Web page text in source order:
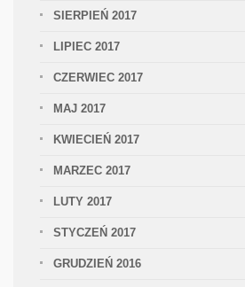
SIERPIEŃ 2017
LIPIEC 2017
CZERWIEC 2017
MAJ 2017
KWIECIEŃ 2017
MARZEC 2017
LUTY 2017
STYCZEŃ 2017
GRUDZIEŃ 2016